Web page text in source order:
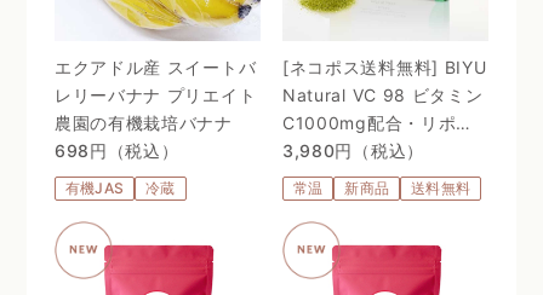
エクアドル産 スイートバ
レリーバナナ プリエイト
農園の有機栽培バナナ
698円（税込）
有機JAS 冷蔵
[ネコポス送料無料] BIYU
Natural VC 98 ビタミン
C1000mg配合・リポゾ
ームＶＣ配合〜 24時間、
体温を感じるビタミン
C。98%植物由来のリポ
ソーム処方 〜
3,980円（税込）
常温 新商品 送料無料